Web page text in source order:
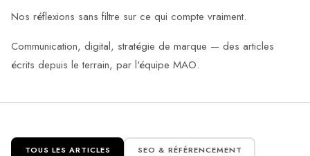
Nos réflexions sans filtre sur ce qui compte vraiment.
Communication, digital, stratégie de marque — des articles
écrits depuis le terrain, par l'équipe MAO.
TOUS LES ARTICLES SEO & RÉFÉRENCEMENT